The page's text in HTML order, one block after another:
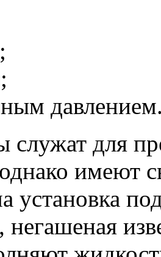
служат для
имеют
установка
негашеная